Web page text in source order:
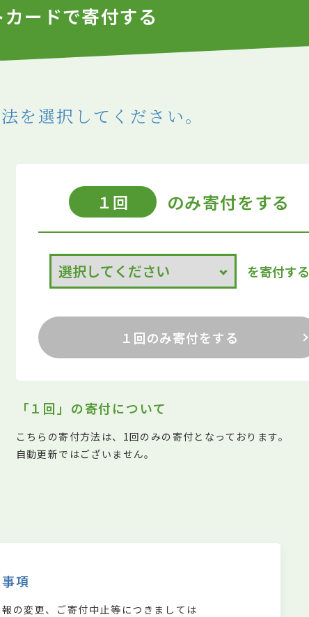
ードで寄付する
を選択してください。
１回 のみ寄付をする
を寄付する
１回のみ寄付をする
「１回」の寄付について
こちらの寄付方法は、1回のみの寄付となっております。
自動更新ではございません。
項
の変更、ご寄付中止等につきましては